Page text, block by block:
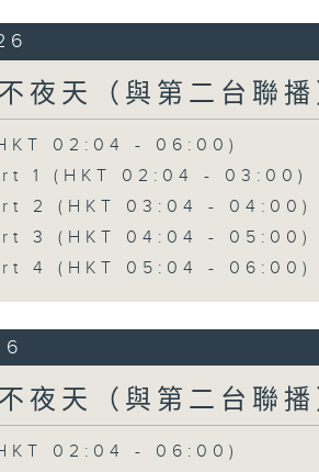
夜天（與第二台聯
02:04 - 06:00)
1 (HKT 02:04 - 03:00)
2 (HKT 03:04 - 04:00)
3 (HKT 04:04 - 05:00)
4 (HKT 05:04 - 06:00)
夜天（與第二台聯
02:04 - 06:00)